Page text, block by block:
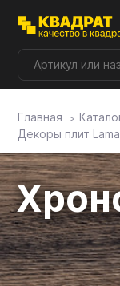
Плитные
Фурнитура
Столешницы
Мой ЭГГЕР
Главная
Декоры плит